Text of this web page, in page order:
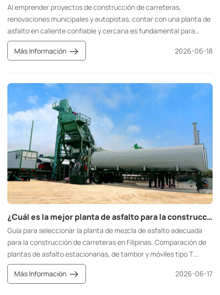
Al emprender proyectos de construcción de carreteras,
renovaciones municipales y autopistas, contar con una planta de
asfalto en caliente confiable y cercana es fundamental para
garantizar la calidad de la construcción, cumplir con los plazos y
controlar los costos. Muchos equipos de construcción y
asfáltica cercanos al inicio de un proyecto, con la esperanza de
encontrar rápidamente un socio que satisfaga sus necesidades
específicas.
Más Información 2026-06-18
¿Cuál es la mejor planta de asfalto para la construcción de carreteras en Filipinas? Ofrecemos soluciones de plantas móviles de asfalto por lotes tipo T de eficacia comprobada en campo.
Guía para seleccionar la planta de mezcla de asfalto adecuada
para la construcción de carreteras en Filipinas. Comparación de
plantas de asfalto estacionarias, de tambor y móviles tipo T.
Presentación del modelo móvil tipo T, verificado en campo, que
cumple con las normas del DPWH, ofrece resistencia a climas
Más Información 2026-06-17